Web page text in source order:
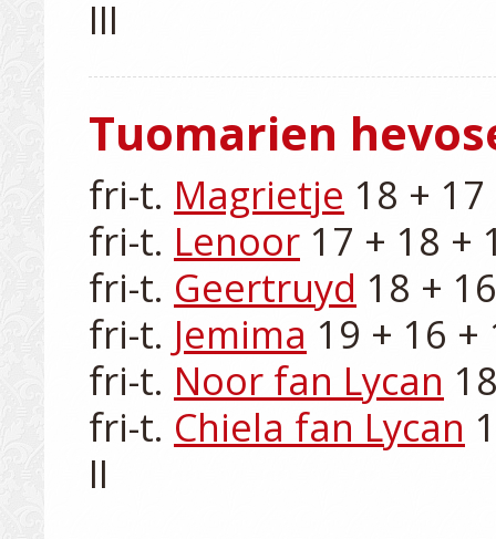
Tuomarien
fri-t. Magrietje 18 +
fri-t. Lenoor 17 + 18 +
fri-t. Geertruyd 18 +
fri-t. Jemima 19 + 16 +
fri-t. Noor fan Lycan
fri-t. Chiela fan Lycan
II